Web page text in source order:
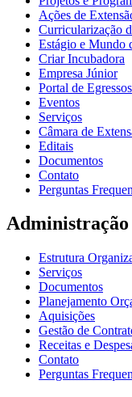
Ações de
Curricularização
Estágio e Mundo
Criar Incubadora
Empresa Júnior
Portal de Egressos
Eventos
Serviços
Câmara de
Editais
Documentos
Contato
Perguntas
Administração
Estrutura
Serviços
Documentos
Planejamento
Aquisições
Gestão de
Receitas e
Contato
Perguntas